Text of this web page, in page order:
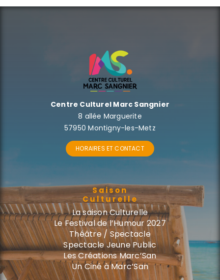
Centre Culturel Marc Sangnier
8 allée Marguerite
57950 Montigny-les-Metz
HORAIRES ET CONTACT
Saison
Culturelle
La saison Culturelle
Le Festival de l’Humour 2027
Théâtre / Spectacle
Spectacle Jeune Public
Les Créations Marc’San
Un Ciné à Marc’San